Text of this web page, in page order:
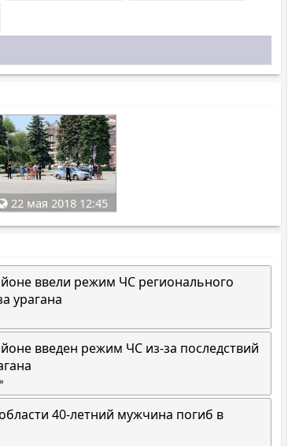
22 мая 2018 12:45
ввели режим ЧС регионального
урагана
введен режим ЧС из-за последствий
40-летний мужчина погиб в